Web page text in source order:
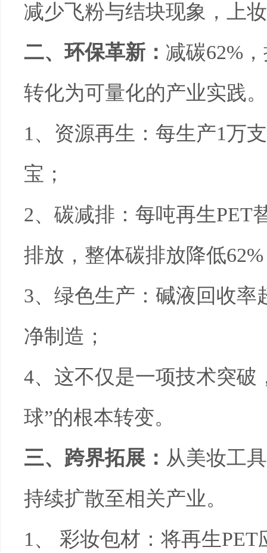
减少飞粉与结块现象，上
二、环保革新： 减碳62%
转化为可量化的产业实践。
1 、资源再生：每生产1万
宝；
2、碳减排：每吨再生PET
排放，整体碳排放降低62%
3、绿色生产：碱液回收率
净制造；
4、这不仅是一项技术突破
球”的根本转变。
三、跨界拓展： 从美妆工
持续扩散至相关产业。
1 、 彩妆包材：将再生PET